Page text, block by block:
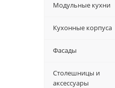
Модульные кухни
Кухонные корпуса
Фасады
Столешницы и
аксессуары